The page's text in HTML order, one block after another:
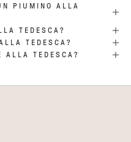
PIUMINO ALLA
TEDESCA?
TEDESCA?
ALLA TEDESCA?